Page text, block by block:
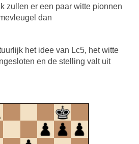
zullen er een paar witte pionnen
dan
het idee van Lc5, het witte
en de stelling valt uit